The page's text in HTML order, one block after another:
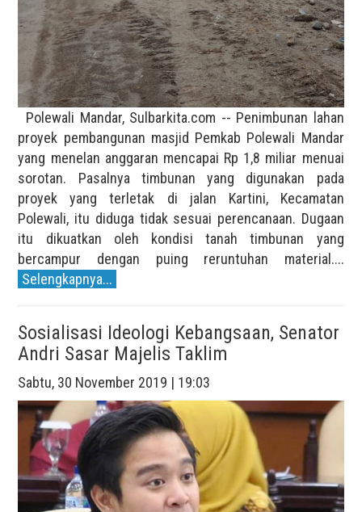
Polewali Mandar, Sulbarkita.com -- Penimbunan lahan
proyek pembangunan masjid Pemkab Polewali Mandar
yang menelan anggaran mencapai Rp 1,8 miliar menuai
sorotan. Pasalnya timbunan yang digunakan pada
proyek yang terletak di jalan Kartini, Kecamatan
Polewali, itu diduga tidak sesuai perencanaan. Dugaan
itu dikuatkan oleh kondisi tanah timbunan yang
bercampur dengan puing reruntuhan material....
Selengkapnya...
Sosialisasi Ideologi Kebangsaan, Senator
Andri Sasar Majelis Taklim
Sabtu, 30 November 2019 | 19:03